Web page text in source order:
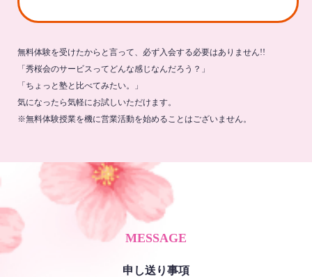
無料体験を受けたからと言って、必ず入会する必要はありません!!
「秀桜会のサービスってどんな感じなんだろう？」
「ちょっと塾と比べてみたい。」
気になったら気軽にお試しいただけます。
※無料体験授業を機に営業活動を始めることはございません。
MESSAGE
申し送り事項